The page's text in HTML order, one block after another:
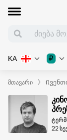
KA ₽
მთავარი
22